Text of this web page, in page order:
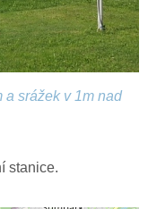
a srážek v 1m nad
stanice.